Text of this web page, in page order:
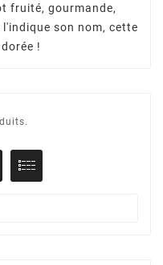
fruité, gourmande,
son nom, cette
!